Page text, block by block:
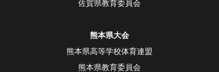
佐賀県教育委員会
熊本県大会
熊本県高等学校体育連盟
熊本県教育委員会